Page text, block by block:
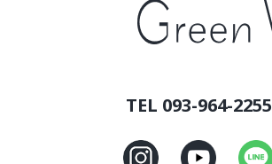
TEL 093-964-2255